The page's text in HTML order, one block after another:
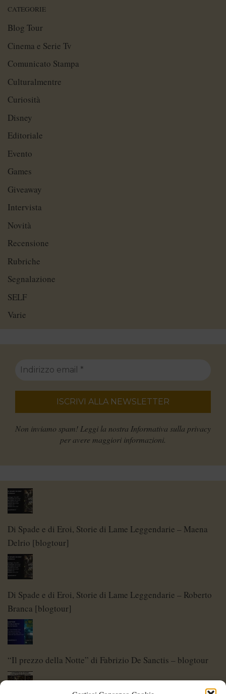
CATEGORIE
Blog Tour
Cinema e Serie Tv
Comunicato Stampa
Culturalmentre
Curiosità
Disney
Editoriale
Evento
Games
Giveaway
Intervista
Novità
Recensione
Rubriche
Segnalazione
SELF
Varie
Non inviamo spam! Leggi la nostra Informativa sulla privacy
per avere maggiori informazioni.
Di Spade e di Eroi, Storie di Lame Leggendarie – Maena
Delrio [blogtour]
Di Spade e di Eroi, Storie di Lame Leggendarie – Roberto
Branca [blogtour]
“Il prezzo della Notte” di Fabrizio De Sanctis – blogtour